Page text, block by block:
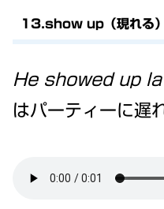
13.show up（現れる）
He showed up
はパーティーに遅